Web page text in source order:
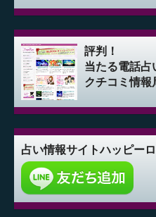
評判！
当たる電話占
クチコミ情報
占い情報サイトハッピー